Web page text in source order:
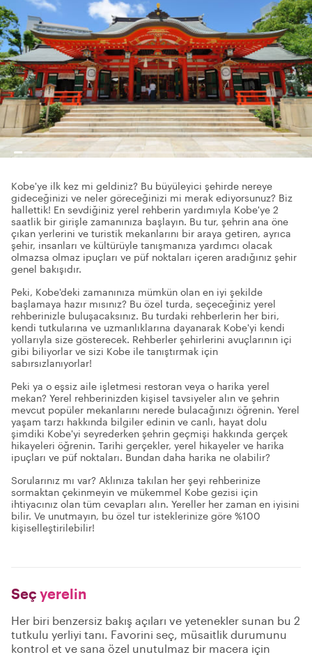
Kobe'ye ilk kez mi geldiniz? Bu büyüleyici şehirde nereye
gideceğinizi ve neler göreceğinizi mi merak ediyorsunuz? Biz
hallettik! En sevdiğiniz yerel rehberin yardımıyla Kobe'ye 2
saatlik bir girişle zamanınıza başlayın. Bu tur, şehrin ana öne
çıkan yerlerini ve turistik mekanlarını bir araya getiren, ayrıca
şehir, insanları ve kültürüyle tanışmanıza yardımcı olacak
olmazsa olmaz ipuçları ve püf noktaları içeren aradığınız şehir
genel bakışıdır.
Peki, Kobe'deki zamanınıza mümkün olan en iyi şekilde
başlamaya hazır mısınız? Bu özel turda, seçeceğiniz yerel
rehberinizle buluşacaksınız. Bu turdaki rehberlerin her biri,
kendi tutkularına ve uzmanlıklarına dayanarak Kobe'yi kendi
yollarıyla size gösterecek. Rehberler şehirlerini avuçlarının içi
gibi biliyorlar ve sizi Kobe ile tanıştırmak için
sabırsızlanıyorlar!
Peki ya o eşsiz aile işletmesi restoran veya o harika yerel
mekan? Yerel rehberinizden kişisel tavsiyeler alın ve şehrin
mevcut popüler mekanlarını nerede bulacağınızı öğrenin. Yerel
yaşam tarzı hakkında bilgiler edinin ve canlı, hayat dolu
şimdiki Kobe'yi seyrederken şehrin geçmişi hakkında gerçek
hikayeleri öğrenin. Tarihi gerçekler, yerel hikayeler ve harika
ipuçları ve püf noktaları. Bundan daha harika ne olabilir?
Sorularınız mı var? Aklınıza takılan her şeyi rehberinize
sormaktan çekinmeyin ve mükemmel Kobe gezisi için
ihtiyacınız olan tüm cevapları alın. Yereller her zaman en iyisini
bilir. Ve unutmayın, bu özel tur isteklerinize göre %100
kişiselleştirilebilir!
Seç yerelin
Her biri benzersiz bakış açıları ve yetenekler sunan bu 2
tutkulu yerliyi tanı. Favorini seç, müsaitlik durumunu
kontrol et ve sana özel unutulmaz bir macera için